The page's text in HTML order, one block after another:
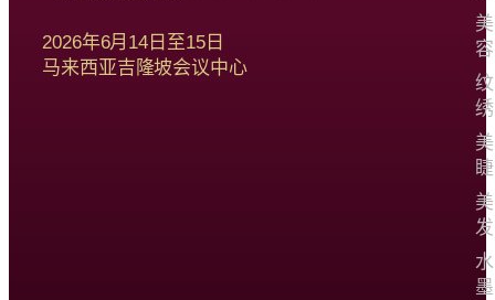
2026年6月14日至15日
马来西亚吉隆坡会议中心
美
容
纹
绣
美
睫
美
发
水
墨